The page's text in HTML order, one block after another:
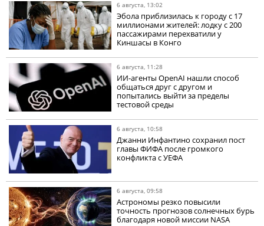
6 августа, 13:02
Эбола приблизилась к городу с 17
миллионами жителей: лодку с 200
пассажирами перехватили у
Киншасы в Конго
6 августа, 11:28
ИИ-агенты OpenAI нашли способ
общаться друг с другом и
попытались выйти за пределы
тестовой среды
6 августа, 10:58
Джанни Инфантино сохранил пост
главы ФИФА после громкого
конфликта с УЕФА
6 августа, 09:58
Астрономы резко повысили
точность прогнозов солнечных бурь
благодаря новой миссии NASA